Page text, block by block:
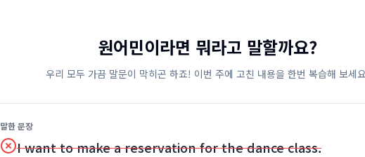
원어민이라면 뭐라고 말할까요?
우리 모두 가끔 말문이 막히곤 하죠! 이번 주에 고친 내용을 한번 복습해 보세
말한 문장
I want to make a reservation for the dance class.